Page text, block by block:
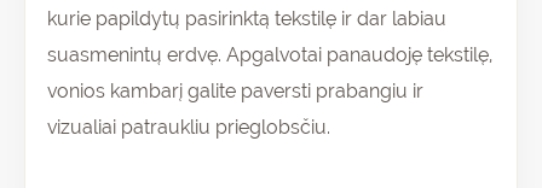
kurie papildytų pasirinktą tekstilę ir dar labiau
suasmenintų erdvę. Apgalvotai panaudoję tekstilę,
vonios kambarį galite paversti prabangiu ir
vizualiai patraukliu prieglobsčiu.